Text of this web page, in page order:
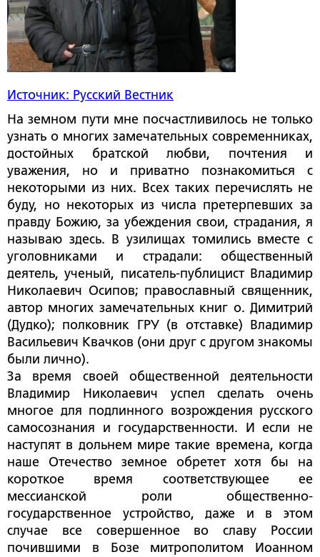
Источник: Русский Вестник
На земном пути мне посчастливилось не только
узнать о многих замечательных современниках,
достойных братской любви, почтения и
уважения, но и приватно познакомиться с
некоторыми из них. Всех таких перечислять не
буду, но некоторых из числа претерпевших за
правду Божию, за убеждения свои, страдания, я
называю здесь. В узилищах томились вместе с
уголовниками и страдали: общественный
деятель, ученый, писатель-публицист Владимир
Николаевич Осипов; православный священник,
автор многих замечательных книг о. Димитрий
(Дудко); полковник ГРУ (в отставке) Владимир
Васильевич Квачков (они друг с другом знакомы
были лично).
За время своей общественной деятельности
Владимир Николаевич успел сделать очень
многое для подлинного возрождения русского
самосознания и государственности. И если не
наступят в дольнем мире такие времена, когда
наше Отечество земное обретет хотя бы на
короткое время соответствующее ее
мессианской роли общественно-
государственное устройство, даже и в этом
случае все совершенное во славу России
почившими в Бозе митрополитом Иоанном